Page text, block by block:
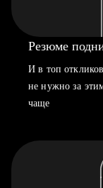
Резюме
И в топ
не нужно за
чаще